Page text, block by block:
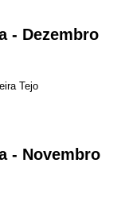
- Dezembro
Tejo
- Dezembro 2018
- Novembro